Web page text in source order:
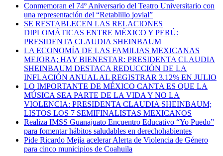
Conmemoran el 74º Aniversario del Teatro Universitario con
una representación del “Retablillo jovial”
SE RESTABLECEN LAS RELACIONES
DIPLOMÁTICAS ENTRE MÉXICO Y PERÚ:
PRESIDENTA CLAUDIA SHEINBAUM
LA ECONOMÍA DE LAS FAMILIAS MEXICANAS
MEJORA; HAY BIENESTAR: PRESIDENTA CLAUDIA
SHEINBAUM DESTACA REDUCCIÓN DE LA
INFLACIÓN ANUAL AL REGISTRAR 3.12% EN JULIO
LO IMPORTANTE DE MÉXICO CANTA ES QUE LA
MÚSICA SEA PARTE DE LA VIDA Y NO LA
VIOLENCIA: PRESIDENTA CLAUDIA SHEINBAUM;
LISTOS LOS 7 SEMIFINALISTAS MEXICANOS
Realiza IMSS Guanajuato Encuentro Educativo “Yo Puedo”
para fomentar hábitos saludables en derechohabientes
Pide Ricardo Mejía acelerar Alerta de Violencia de Género
para cinco municipios de Coahuila